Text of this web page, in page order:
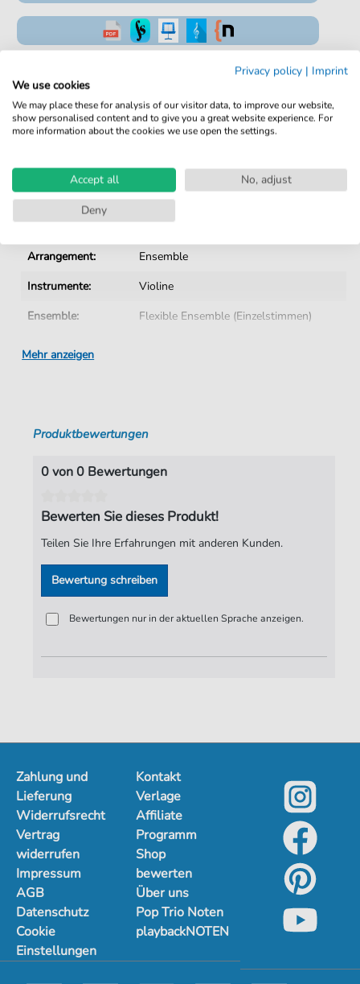
Von Musikern geprüft
Kein Abo. Fairer Einzelkauf.
Produktnummer:
fbd-1848
Arrangement:
Ensemble
Instrumente:
Violine
Ensemble:
Flexible Ensemble (Einzelstimmen)
Autoren:
Verlag:
Faber Music Limited
Mehr anzeigen
Produktbewertungen
0 von 0 Bewertungen
Bewerten Sie dieses Produkt!
Teilen Sie Ihre Erfahrungen mit anderen Kunden.
Bewertung schreiben
Bewertungen nur in der aktuellen Sprache anzeigen.
Zahlung und
Lieferung
Widerrufsrecht
Vertrag
widerrufen
Impressum
AGB
Datenschutz
Cookie
Einstellungen
Kontakt
Verlage
Affiliate
Programm
Shop
bewerten
Über uns
Pop Trio Noten
playbackNOTEN
Privacy policy | Imprint
We use cookies
We may place these for analysis of our visitor data, to improve our website,
show personalised content and to give you a great website experience. For
more information about the cookies we use open the settings.
Accept all
No, adjust
Deny